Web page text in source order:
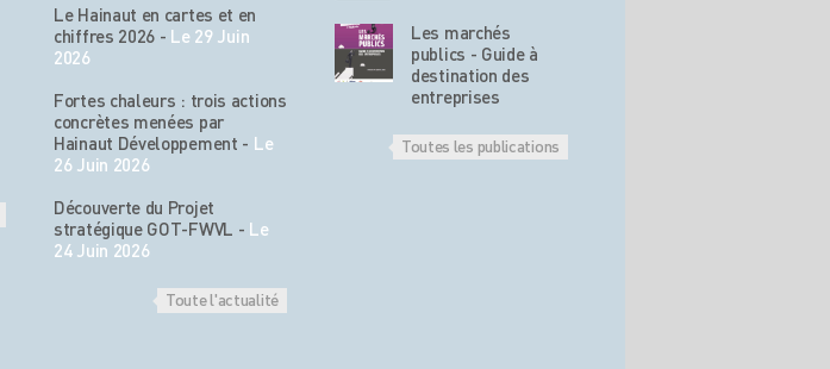
Le Hainaut en cartes et en
chiffres 2026 - Le 29 Juin
2026
Fortes chaleurs : trois actions
concrètes menées par
Hainaut Développement - Le
26 Juin 2026
Découverte du Projet
stratégique GOT-FWVL - Le
24 Juin 2026
Toute l'actualité
Les marchés
publics - Guide à
destination des
entreprises
Toutes les publications